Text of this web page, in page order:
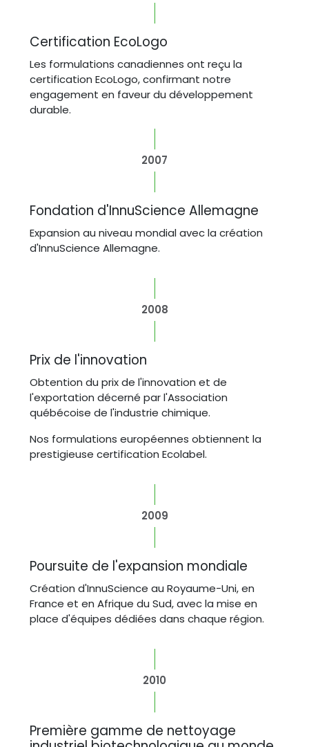
Certification EcoLogo
Les formulations canadiennes ont reçu la
certification EcoLogo, confirmant notre
engagement en faveur du développement
durable.
2007
Fondation d'InnuScience Allemagne
Expansion au niveau mondial avec la création
d'InnuScience Allemagne.
2008
Prix de l'innovation
Obtention du prix de l'innovation et de
l'exportation décerné par l'Association
québécoise de l'industrie chimique.
Nos formulations européennes obtiennent la
prestigieuse certification Ecolabel.
2009
Poursuite de l'expansion mondiale
Création d'InnuScience au Royaume-Uni, en
France et en Afrique du Sud, avec la mise en
place d'équipes dédiées dans chaque région.
2010
Première gamme de nettoyage